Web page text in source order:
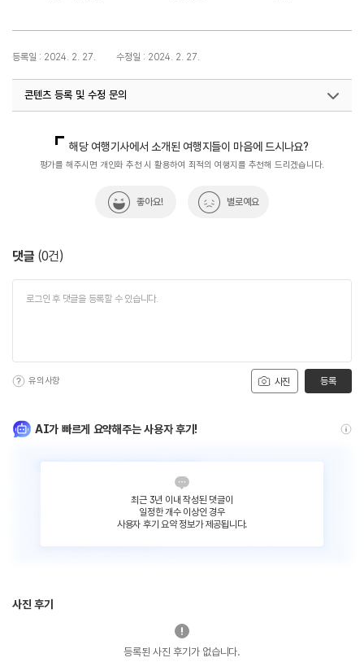
등록일 : 2024. 2. 27. 수정일 : 2024. 2. 27.
콘텐츠 등록 및 수정 문의
해당 여행기사에서 소개된 여행지들이 마음에 드시나요?
평가를 해주시면 개인화 추천 시 활용하여 최적의 여행지를 추천해 드리겠습니다.
좋아요! 별로예요
댓글 (0건)
사진
유의사항 등록
AI가 빠르게 요약해주는 사용자 후기!
최근 3년 이내 작성된 댓글이
일정한 개수 이상인 경우
사용자 후기 요약 정보가 제공됩니다.
사진 후기
등록된 사진 후기가 없습니다.